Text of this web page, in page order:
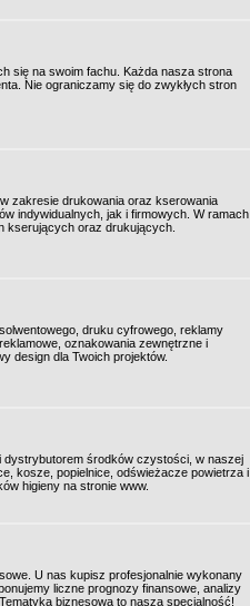
się na swoim fachu. Każda nasza strona
Nie ograniczamy się do zwykłych stron
zakresie drukowania oraz kserowania
indywidualnych, jak i firmowych. W ramach
kserujących oraz drukujących.
druku cyfrowego, reklamy
oznakowania zewnętrzne i
design dla Twoich projektów.
dystrybutorem środków czystości, w naszej
kosze, popielnice, odświeżacze powietrza i
higieny na stronie www.
U nas kupisz profesjonalnie wykonany
liczne prognozy finansowe, analizy
biznesowa to nasza specjalność!